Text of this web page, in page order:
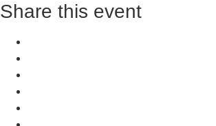
Share this event